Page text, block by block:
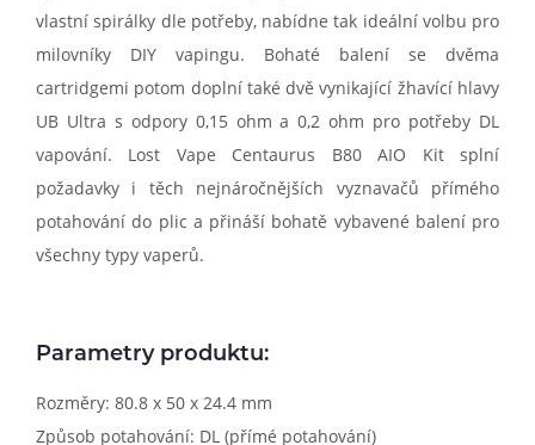
vlastní spirálky dle potřeby, nabídne tak ideální volbu pro
milovníky DIY vapingu. Bohaté balení se dvěma
cartridgemi potom doplní také dvě vynikající žhavící hlavy
UB Ultra s odpory 0,15 ohm a 0,2 ohm pro potřeby DL
vapování. Lost Vape Centaurus B80 AIO Kit splní
požadavky i těch nejnáročnějších vyznavačů přímého
potahování do plic a přináší bohatě vybavené balení pro
všechny typy vaperů.
Parametry produktu:
Rozměry: 80.8 x 50 x 24.4 mm
Způsob potahování: DL (přímé potahování)